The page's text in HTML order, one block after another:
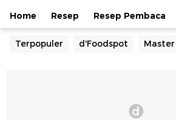
Home Resep Resep Pembaca
Terpopuler d'Foodspot Master